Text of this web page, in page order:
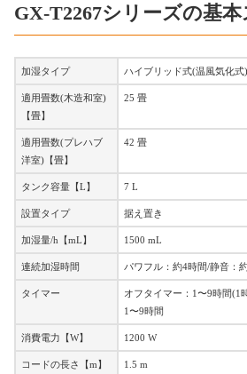
GX-T2267シリーズの基
加湿タイプ ハイブリッド式(温風気化式)
適用畳数(木造和室)
【畳】
25 畳
適用畳数(プレハブ
洋室)【畳】
42 畳
タンク容量【L】 7 L
設置タイプ 据え置き
加湿量/h【mL】 1500 mL
連続加湿時間 パワフル：約4時間/静音：
タイマー
オフタイマー：1〜9時間(1
1〜9時間
消費電力【W】 1200 W
コードの長さ【m】 1.5 m